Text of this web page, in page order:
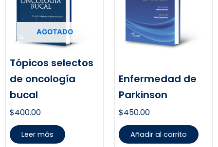
AGOTADO
Tópicos selectos
de oncología
bucal
$400.00
Leer más
Enfermedad de
Parkinson
$450.00
Añadir al carrito